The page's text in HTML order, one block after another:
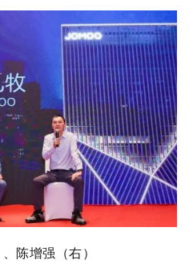
、陈增强 （右）